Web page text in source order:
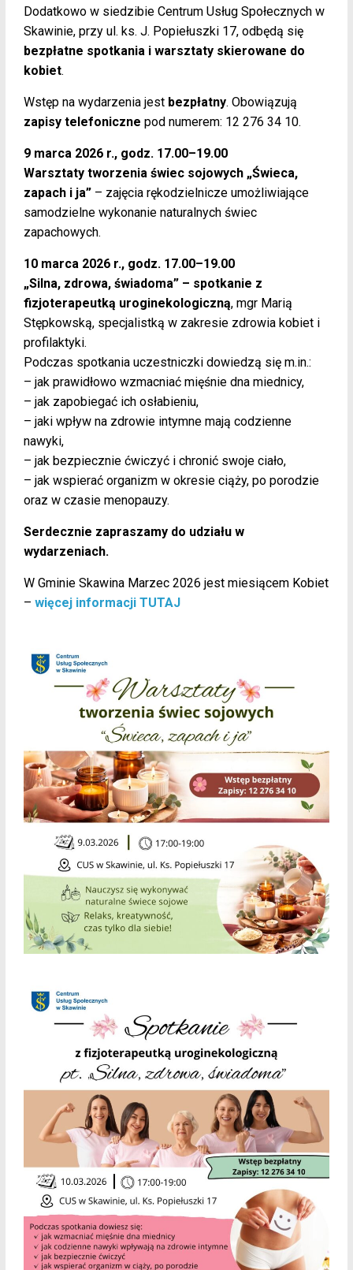
Dodatkowo w siedzibie Centrum Usług Społecznych w
Skawinie, przy ul. ks. J. Popiełuszki 17, odbędą się
bezpłatne spotkania i warsztaty skierowane do
kobiet.
Wstęp na wydarzenia jest bezpłatny. Obowiązują
zapisy telefoniczne pod numerem: 12 276 34 10.
9 marca 2026 r., godz. 17.00–19.00
Warsztaty tworzenia świec sojowych „Świeca,
zapach i ja”– zajęcia rękodzielnicze umożliwiające
samodzielne wykonanie naturalnych świec
zapachowych.
10 marca 2026 r., godz. 17.00–19.00
„Silna, zdrowa, świadoma” – spotkanie z
fizjoterapeutką uroginekologiczną, mgr Marią
Stępkowską, specjalistką w zakresie zdrowia kobiet i
profilaktyki.
Podczas spotkania uczestniczki dowiedzą się m.in.:
– jak prawidłowo wzmacniać mięśnie dna miednicy,
– jak zapobiegać ich osłabieniu,
– jaki wpływ na zdrowie intymne mają codzienne
nawyki,
– jak bezpiecznie ćwiczyć i chronić swoje ciało,
– jak wspierać organizm w okresie ciąży, po porodzie
oraz w czasie menopauzy.
Serdecznie zapraszamy do udziału w
wydarzeniach.
W Gminie Skawina Marzec 2026 jest miesiącem Kobiet
– więcej informacji TUTAJ